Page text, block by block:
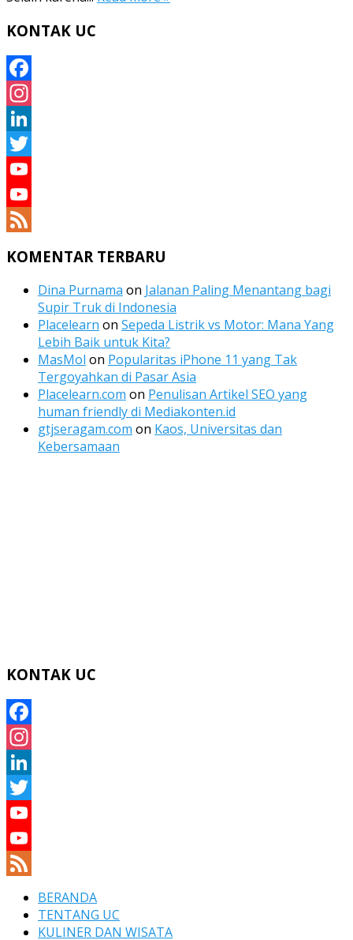
KONTAK UC
Facebook
Instagram
LinkedIn
Twitter
YouTube
YouTube
KOMENTAR TERBARU
Dina Purnama on Jalanan Paling Menantang bagi
Supir Truk di Indonesia
Placelearn on Sepeda Listrik vs Motor: Mana Yang
Lebih Baik untuk Kita?
MasMol on Popularitas iPhone 11 yang Tak
Tergoyahkan di Pasar Asia
Placelearn.com on Penulisan Artikel SEO yang
human friendly di Mediakonten.id
gtjseragam.com on Kaos, Universitas dan
Kebersamaan
KONTAK UC
Facebook
Instagram
LinkedIn
Twitter
YouTube
YouTube
ChannelBERANDA
TENTANG UC
KULINER DAN WISATA